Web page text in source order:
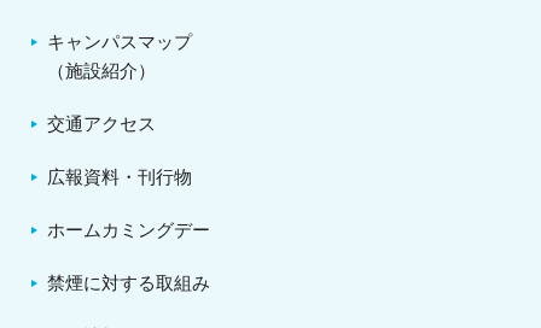
キャンパスマップ
（施設紹介）
交通アクセス
広報資料・刊行物
ホームカミングデー
禁煙に対する取組み